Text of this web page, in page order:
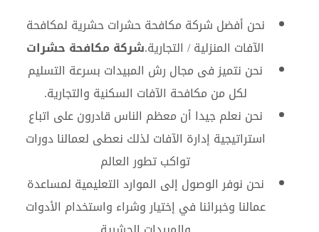
نحن أفضل شركة مكافحة حشرات حشرية لمكافحة
الآفات المنزلية / التجارية.شركة مكافحة حشرات
نحن نتميز فى مجال رش المبيدات بسرعة التسليم
لكل من مكافحة الآفات السكنية والتجارية.
نحن نعلم جيدا أن معظم الناس قادرون على اتباع
استراتيجية إدارة الآفات لذلك نعطى لعمالنا دورات
تواكب تطور العالم
نحن نوفر الوصول إلى الموارد التعليمية لمساعدة
عمالنا وخبرائنا في إختيار وشراء واستخدام الأدوات